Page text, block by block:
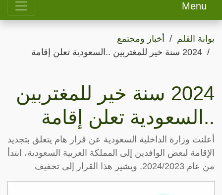
Menu
بوابة القلم
أخبار ومجتمع
2024 سنة خير للمغتربين ..السعودية تعلن إقامة
2024 سنة خير للمغتربين
..السعودية تعلن إقامة
أعلنت وزارة الداخلية السعودية عن قرار هام يتعلق بتجديد
الإقامة لبعض الوافدين إلى المملكة العربية السعودية، ابتدأ
من عام 2024/2023. ويشير هذا القرار إلى تخفيف